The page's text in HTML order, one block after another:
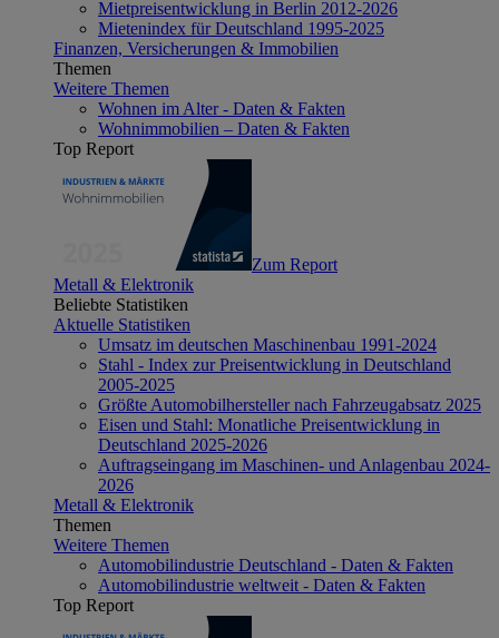
Mietpreisentwicklung in Berlin 2012-2026
Mietenindex für Deutschland 1995-2025
Finanzen, Versicherungen & Immobilien
Themen
Weitere Themen
Wohnen im Alter - Daten & Fakten
Wohnimmobilien – Daten & Fakten
Top Report
Zum Report
Metall & Elektronik
Beliebte Statistiken
Aktuelle Statistiken
Umsatz im deutschen Maschinenbau 1991-2024
Stahl - Index zur Preisentwicklung in Deutschland
2005-2025
Größte Automobilhersteller nach Fahrzeugabsatz 2025
Eisen und Stahl: Monatliche Preisentwicklung in
Deutschland 2025-2026
Auftragseingang im Maschinen- und Anlagenbau 2024-
2026
Metall & Elektronik
Themen
Weitere Themen
Automobilindustrie Deutschland - Daten & Fakten
Automobilindustrie weltweit - Daten & Fakten
Top Report